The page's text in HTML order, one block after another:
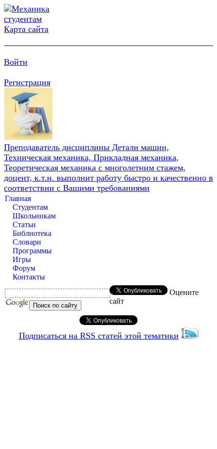
Карта сайта
Войти
Регистрация
Преподаватель дисциплины Детали машин,
Техническая механика, Прикладная механика,
Теоретическая механика с многолетним стажем,
доцент, к.т.н. выполнит работу быстро и качественно в
соответствии с Вашими требованиями
Главная
Студентам
Школьникам
Статьи
Библиотека
Словари
Программы
Игры
Форум
Контакты
Оцените
сайт
Подписаться на RSS статей этой тематики